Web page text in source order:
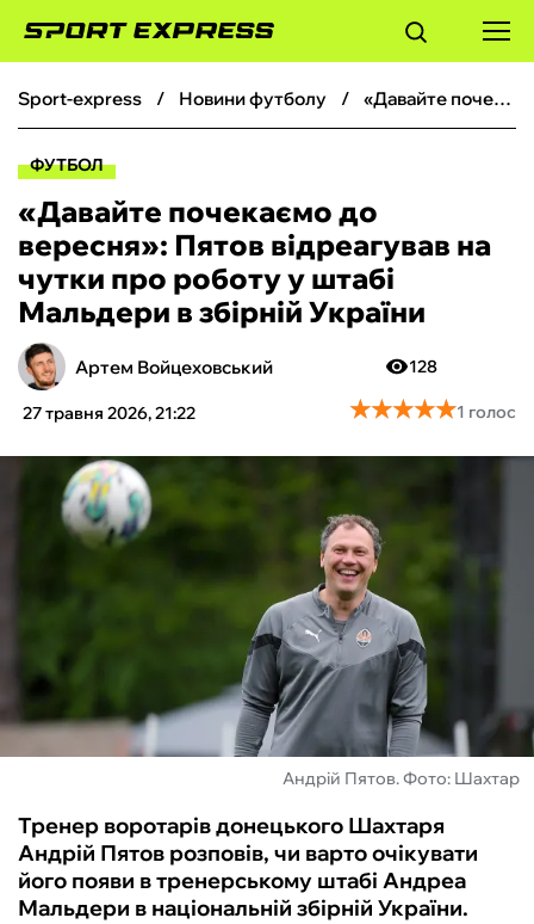
ФУТБОЛ
БОКС
ХОКЕЙ
ТЕНІС
КІБЕРСПОРТ
ЧС-2026
ФУТЗАЛ
БУКМЕКЕРИ
sport-express новини футболу «Давайте почекаємо до вересня»: Пятов відреагував на чутки про роботу у штабі Мальдери в збірній України
ФУТБОЛ
«Давайте почекаємо до
вересня»: Пятов відреагував на
чутки про роботу у штабі
Мальдери в збірній України
Артем Войцеховський
27 травня 2026, 21:22
128
★★★★★
★★★★★1 голос
Андрій Пятов. Фото: Шахтар
Тренер воротарів донецького Шахтаря
Андрій Пятов розповів, чи варто очікувати
його появи в тренерському штабі Андреа
Мальдери в національній збірній України.